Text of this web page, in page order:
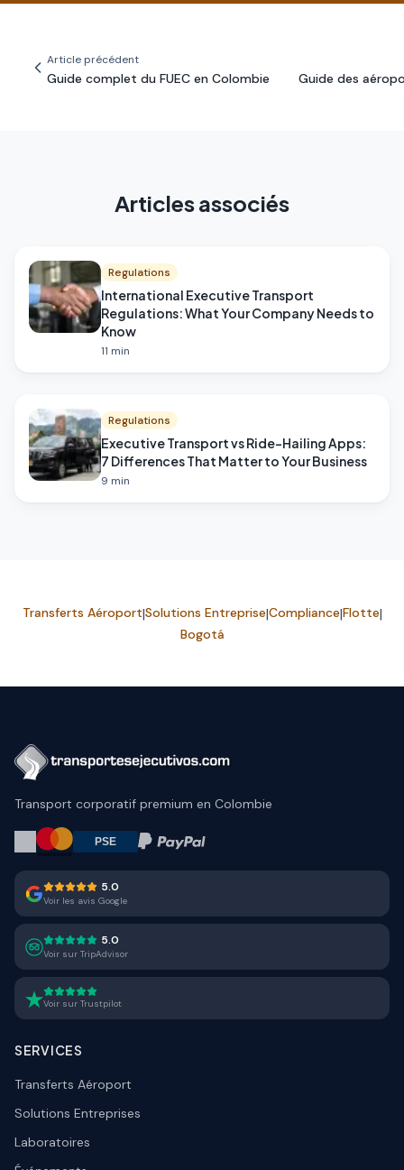
Article précédent
Guide complet du FUEC en Colombie Guide des
Articles associés
Regulations
International Executive Transport
Regulations: What Your Company Needs to
Know
11 min
Regulations
Executive Transport vs Ride-Hailing Apps:
7 Differences That Matter to Your Business
9 min
Transferts Aéroport|Solutions Entreprise|Compliance|Flotte|
Bogotá
Transport corporatif premium en Colombie
5.0
Voir les avis Google
5.0
Voir sur TripAdvisor
Voir sur Trustpilot
SERVICES
Transferts Aéroport
Solutions Entreprises
Laboratoires